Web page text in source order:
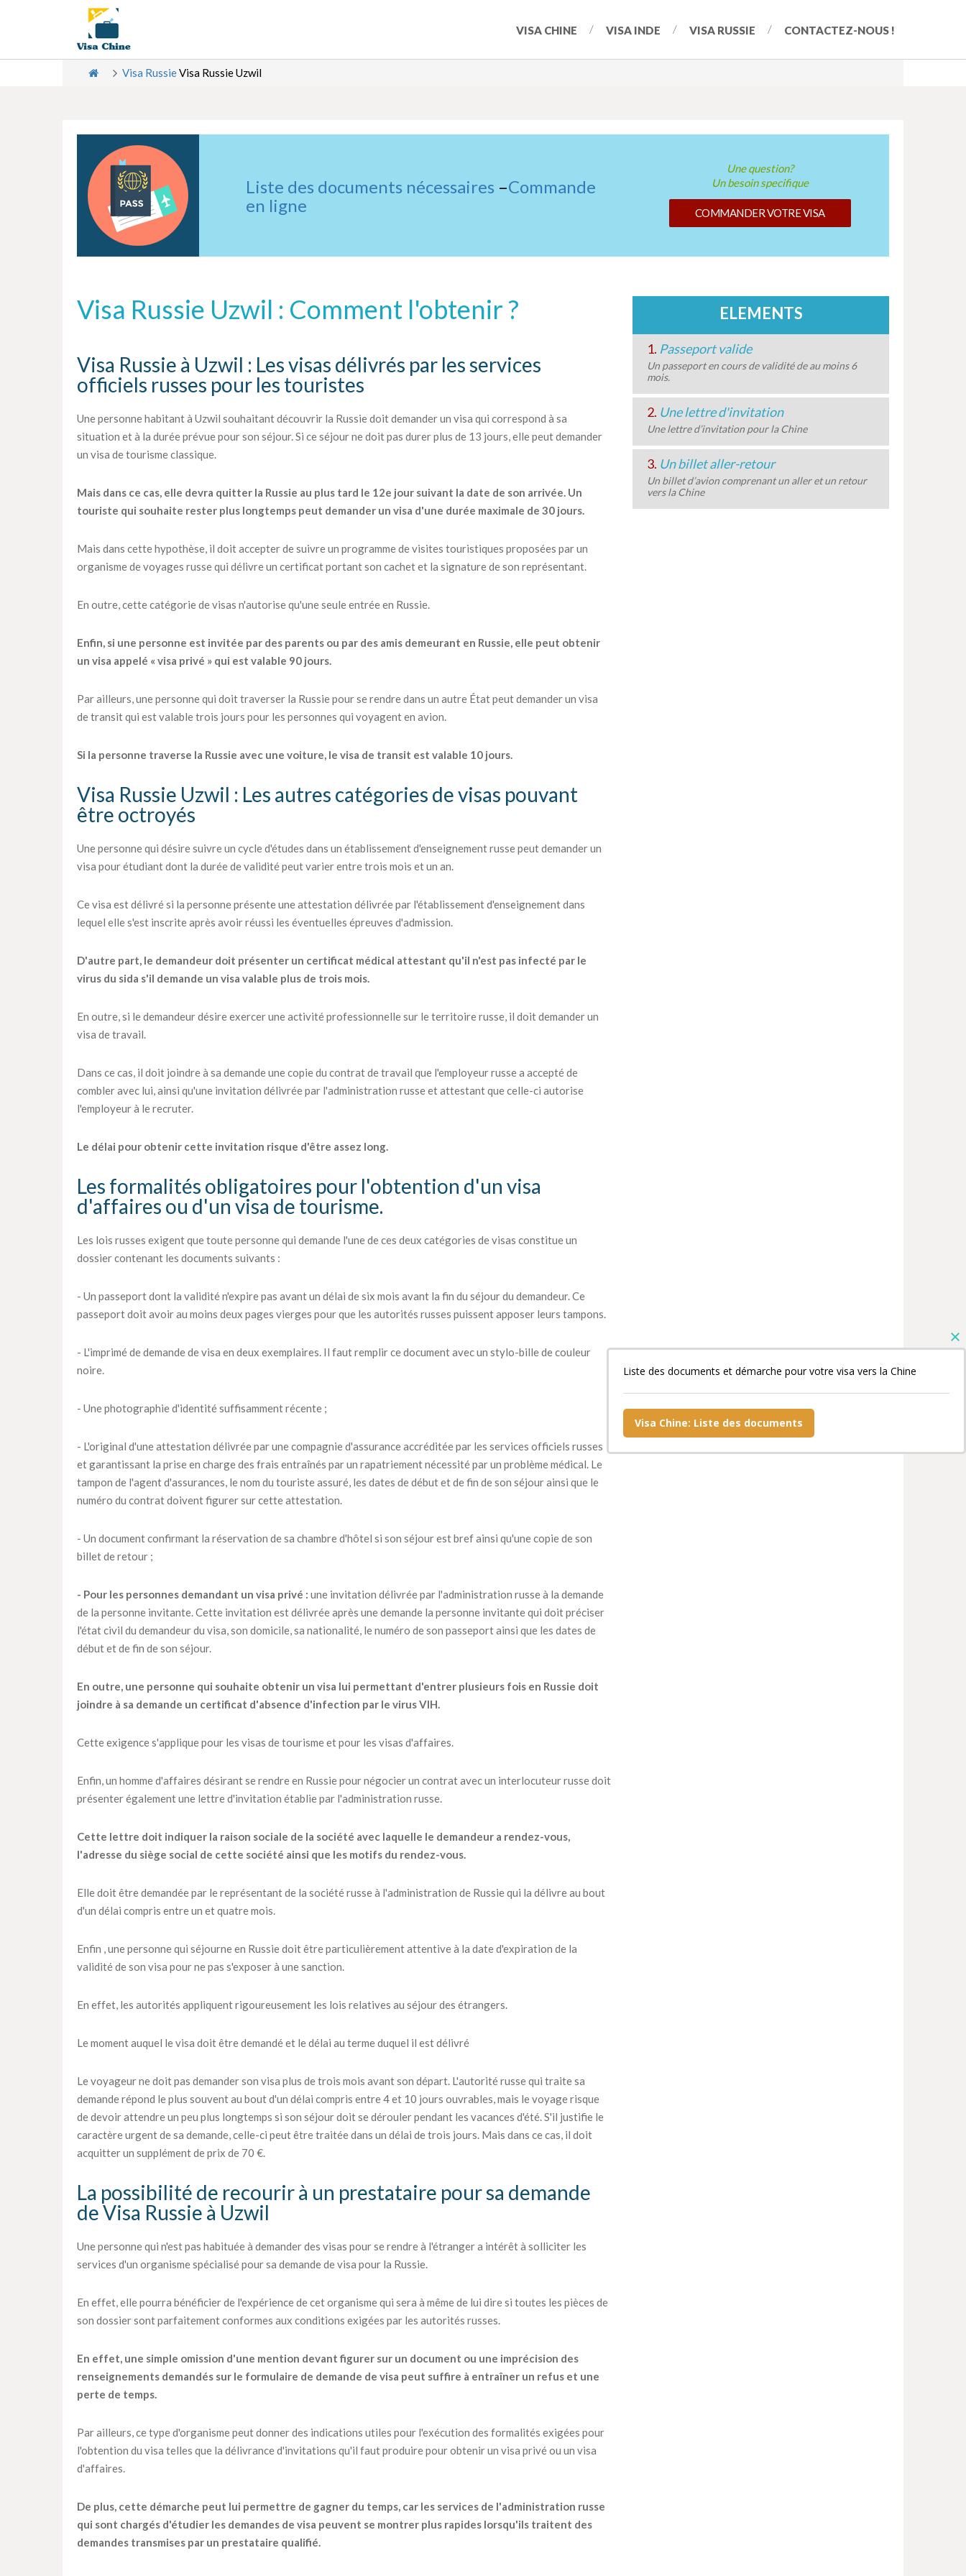
VISA CHINE VISA INDE VISA RUSSIE CONTACTEZ-NOUS !
Visa RussieVisa Russie Uzwil
Liste des documents nécessaires –Commande
en ligne
Une question?
Un besoin specifique
COMMANDER VOTRE VISA
Visa Russie Uzwil : Comment l'obtenir ?
Visa Russie à Uzwil : Les visas délivrés par les services
officiels russes pour les touristes
Une personne habitant à Uzwil souhaitant découvrir la Russie doit demander un visa qui correspond à sa
situation et à la durée prévue pour son séjour. Si ce séjour ne doit pas durer plus de 13 jours, elle peut demander
un visa de tourisme classique.
Mais dans ce cas, elle devra quitter la Russie au plus tard le 12e jour suivant la date de son arrivée. Un
touriste qui souhaite rester plus longtemps peut demander un visa d'une durée maximale de 30 jours.
Mais dans cette hypothèse, il doit accepter de suivre un programme de visites touristiques proposées par un
organisme de voyages russe qui délivre un certificat portant son cachet et la signature de son représentant.
En outre, cette catégorie de visas n'autorise qu'une seule entrée en Russie.
Enfin, si une personne est invitée par des parents ou par des amis demeurant en Russie, elle peut obtenir
un visa appelé « visa privé » qui est valable 90 jours.
Par ailleurs, une personne qui doit traverser la Russie pour se rendre dans un autre État peut demander un visa
de transit qui est valable trois jours pour les personnes qui voyagent en avion.
Si la personne traverse la Russie avec une voiture, le visa de transit est valable 10 jours.
Visa Russie Uzwil : Les autres catégories de visas pouvant
être octroyés
Une personne qui désire suivre un cycle d'études dans un établissement d'enseignement russe peut demander un
visa pour étudiant dont la durée de validité peut varier entre trois mois et un an.
Ce visa est délivré si la personne présente une attestation délivrée par l'établissement d'enseignement dans
lequel elle s'est inscrite après avoir réussi les éventuelles épreuves d'admission.
D'autre part, le demandeur doit présenter un certificat médical attestant qu'il n'est pas infecté par le
virus du sida s'il demande un visa valable plus de trois mois.
En outre, si le demandeur désire exercer une activité professionnelle sur le territoire russe, il doit demander un
visa de travail.
Dans ce cas, il doit joindre à sa demande une copie du contrat de travail que l'employeur russe a accepté de
combler avec lui, ainsi qu'une invitation délivrée par l'administration russe et attestant que celle-ci autorise
l'employeur à le recruter.
Le délai pour obtenir cette invitation risque d'être assez long.
Les formalités obligatoires pour l'obtention d'un visa
d'affaires ou d'un visa de tourisme.
Les lois russes exigent que toute personne qui demande l'une de ces deux catégories de visas constitue un
dossier contenant les documents suivants :
- Un passeport dont la validité n'expire pas avant un délai de six mois avant la fin du séjour du demandeur. Ce
passeport doit avoir au moins deux pages vierges pour que les autorités russes puissent apposer leurs tampons.
- L'imprimé de demande de visa en deux exemplaires. Il faut remplir ce document avec un stylo-bille de couleur
noire.
- Une photographie d'identité suffisamment récente ;
- L'original d'une attestation délivrée par une compagnie d'assurance accréditée par les services officiels russes
et garantissant la prise en charge des frais entraînés par un rapatriement nécessité par un problème médical. Le
tampon de l'agent d'assurances, le nom du touriste assuré, les dates de début et de fin de son séjour ainsi que le
numéro du contrat doivent figurer sur cette attestation.
- Un document confirmant la réservation de sa chambre d'hôtel si son séjour est bref ainsi qu'une copie de son
billet de retour ;
- Pour les personnes demandant un visa privé : une invitation délivrée par l'administration russe à la demande
de la personne invitante. Cette invitation est délivrée après une demande la personne invitante qui doit préciser
l'état civil du demandeur du visa, son domicile, sa nationalité, le numéro de son passeport ainsi que les dates de
début et de fin de son séjour.
En outre, une personne qui souhaite obtenir un visa lui permettant d'entrer plusieurs fois en Russie doit
joindre à sa demande un certificat d'absence d'infection par le virus VIH.
Cette exigence s'applique pour les visas de tourisme et pour les visas d'affaires.
Enfin, un homme d'affaires désirant se rendre en Russie pour négocier un contrat avec un interlocuteur russe doit
présenter également une lettre d'invitation établie par l'administration russe.
Cette lettre doit indiquer la raison sociale de la société avec laquelle le demandeur a rendez-vous,
l'adresse du siège social de cette société ainsi que les motifs du rendez-vous.
Elle doit être demandée par le représentant de la société russe à l'administration de Russie qui la délivre au bout
d'un délai compris entre un et quatre mois.
Enfin , une personne qui séjourne en Russie doit être particulièrement attentive à la date d'expiration de la
validité de son visa pour ne pas s'exposer à une sanction.
En effet, les autorités appliquent rigoureusement les lois relatives au séjour des étrangers.
Le moment auquel le visa doit être demandé et le délai au terme duquel il est délivré
Le voyageur ne doit pas demander son visa plus de trois mois avant son départ. L'autorité russe qui traite sa
demande répond le plus souvent au bout d'un délai compris entre 4 et 10 jours ouvrables, mais le voyage risque
de devoir attendre un peu plus longtemps si son séjour doit se dérouler pendant les vacances d'été. S'il justifie le
caractère urgent de sa demande, celle-ci peut être traitée dans un délai de trois jours. Mais dans ce cas, il doit
acquitter un supplément de prix de 70 €.
La possibilité de recourir à un prestataire pour sa demande
de Visa Russie à Uzwil
Une personne qui n'est pas habituée à demander des visas pour se rendre à l'étranger a intérêt à solliciter les
services d'un organisme spécialisé pour sa demande de visa pour la Russie.
En effet, elle pourra bénéficier de l'expérience de cet organisme qui sera à même de lui dire si toutes les pièces de
son dossier sont parfaitement conformes aux conditions exigées par les autorités russes.
En effet, une simple omission d'une mention devant figurer sur un document ou une imprécision des
renseignements demandés sur le formulaire de demande de visa peut suffire à entraîner un refus et une
perte de temps.
Par ailleurs, ce type d'organisme peut donner des indications utiles pour l'exécution des formalités exigées pour
l'obtention du visa telles que la délivrance d'invitations qu'il faut produire pour obtenir un visa privé ou un visa
d'affaires.
De plus, cette démarche peut lui permettre de gagner du temps, car les services de l'administration russe
qui sont chargés d'étudier les demandes de visa peuvent se montrer plus rapides lorsqu'ils traitent des
demandes transmises par un prestataire qualifié.
ELEMENTS
1. Passeport valide
Un passeport en cours de validité de au moins 6
mois.
2. Une lettre d'invitation
Une lettre d’invitation pour la Chine
3. Un billet aller-retour
Un billet d’avion comprenant un aller et un retour
vers la Chine
Liste des documents et démarche pour votre visa vers la Chine
Visa Chine: Liste des documents